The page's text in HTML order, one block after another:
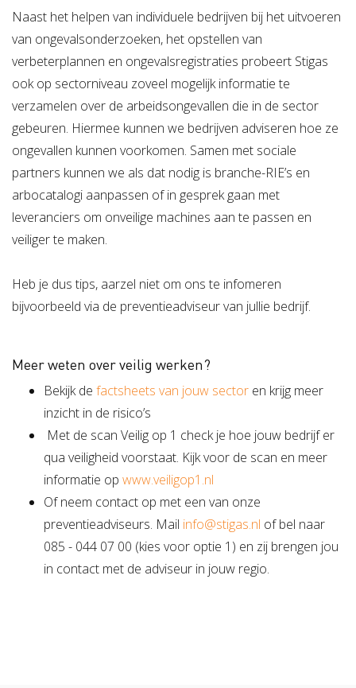
Naast het helpen van individuele bedrijven bij het uitvoeren
van ongevalsonderzoeken, het opstellen van
verbeterplannen en ongevalsregistraties probeert Stigas
ook op sectorniveau zoveel mogelijk informatie te
verzamelen over de arbeidsongevallen die in de sector
gebeuren. Hiermee kunnen we bedrijven adviseren hoe ze
ongevallen kunnen voorkomen. Samen met sociale
partners kunnen we als dat nodig is branche-RIE’s en
arbocatalogi aanpassen of in gesprek gaan met
leveranciers om onveilige machines aan te passen en
veiliger te maken.
Heb je dus tips, aarzel niet om ons te infomeren
bijvoorbeeld via de preventieadviseur van jullie bedrijf.
Meer weten over veilig werken?
Bekijk de factsheets van jouw sector en krijg meer
inzicht in de risico’s
Met de scan Veilig op 1 check je hoe jouw bedrijf er
qua veiligheid voorstaat. Kijk voor de scan en meer
informatie op www.veiligop1.nl
Of neem contact op met een van onze
preventieadviseurs. Mail info@stigas.nl of bel naar
085 - 044 07 00 (kies voor optie 1) en zij brengen jou
in contact met de adviseur in jouw regio.